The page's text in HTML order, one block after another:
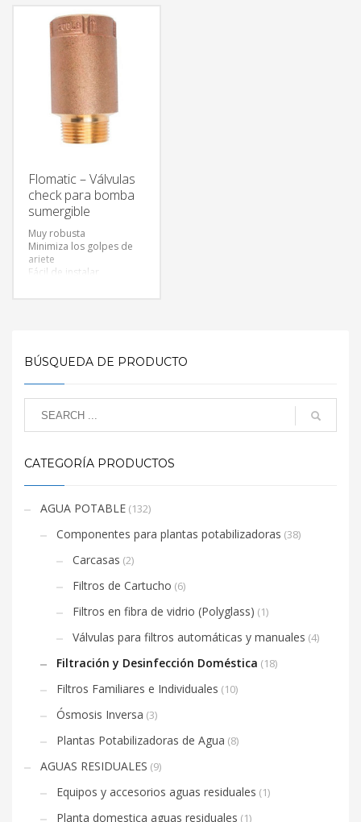
Flomatic – Válvulas
check para bomba
sumergible
Muy robusta
Minimiza los golpes de
ariete
Fácil de instalar
BÚSQUEDA DE PRODUCTO
CATEGORÍA PRODUCTOS
AGUA POTABLE (132)
Componentes para plantas potabilizadoras (38)
Carcasas (2)
Filtros de Cartucho (6)
Filtros en fibra de vidrio (Polyglass) (1)
Válvulas para filtros automáticas y manuales (4)
Filtración y Desinfección Doméstica (18)
Filtros Familiares e Individuales (10)
Ósmosis Inversa (3)
Plantas Potabilizadoras de Agua (8)
AGUAS RESIDUALES (9)
Equipos y accesorios aguas residuales (1)
Planta domestica aguas residuales (1)